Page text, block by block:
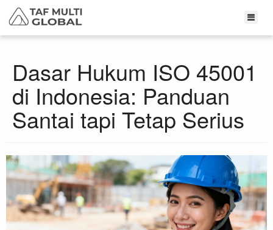
Dasar Hukum ISO 45001
di Indonesia: Panduan
Santai tapi Tetap Serius